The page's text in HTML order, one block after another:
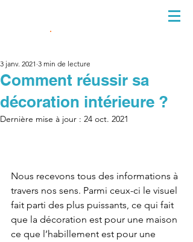
Comment réussir sa
décoration intérieure ?
3 janv. 2021 3 min de lecture
Dernière mise à jour : 24 oct. 2021
Nous recevons tous des informations à
travers nos sens. Parmi ceux-ci le visuel
fait parti des plus puissants, ce qui fait
que la décoration est pour une maison
ce que l’habillement est pour une